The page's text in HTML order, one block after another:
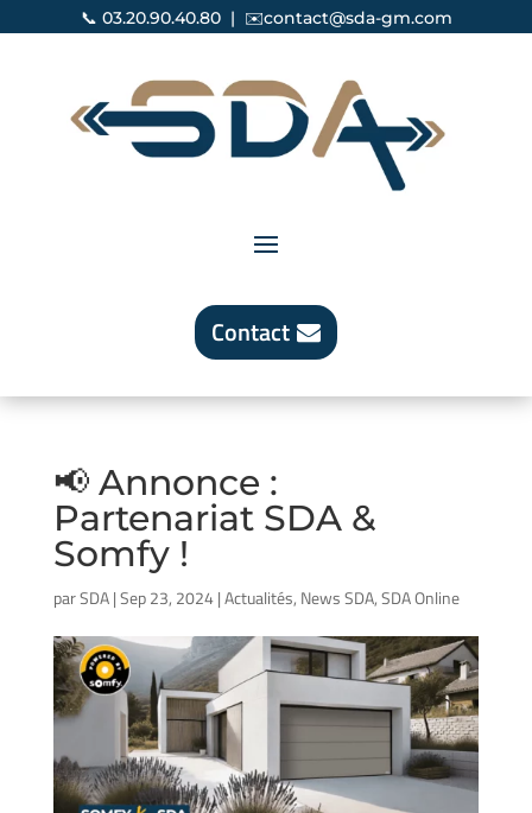
📞 03.20.90.40.80| ✉️contact@sda-gm.com
Contact
📢 Annonce :
Partenariat SDA &
Somfy !
parSDA|Sep 23, 2024|Actualités, News SDA,SDA Online